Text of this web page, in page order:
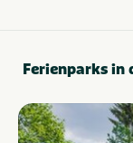
Ferienparks in